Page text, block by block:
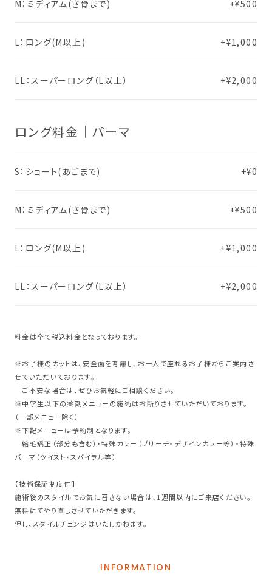
M：ミディアム(さ骨まで) +¥500
L：ロング(M以上) +¥1,000
LL：スーパーロング（L以上） +¥2,000
ロング料金｜パーマ
S：ショート(あごまで) +¥0
M：ミディアム(さ骨まで) +¥500
L：ロング(M以上) +¥1,000
LL：スーパーロング（L以上） +¥2,000
料金は全て税込料金となっております。
※お子様のカットは、安全面を考慮し、お一人で座れるお子様からご案内さ
せていただいております。
ご不安な場合は、ぜひお気軽にご相談ください。
※中学生以下の薬剤メニューの施術はお断りさせていただいております。
（一部メニュー除く）
※下記メニューは予約制となります。
縮毛矯正（部分も含む）・特殊カラー（ブリーチ・デザインカラー等）・特殊
パーマ（ツイスト・スパイラル等）
【技術保証制度付】
施術後のスタイルでお気に召さない場合は、1週間以内にご来店ください。
無料にてやり直しさせていただきます。
但し、スタイルチェンジはいたしかねます。
INFORMATION